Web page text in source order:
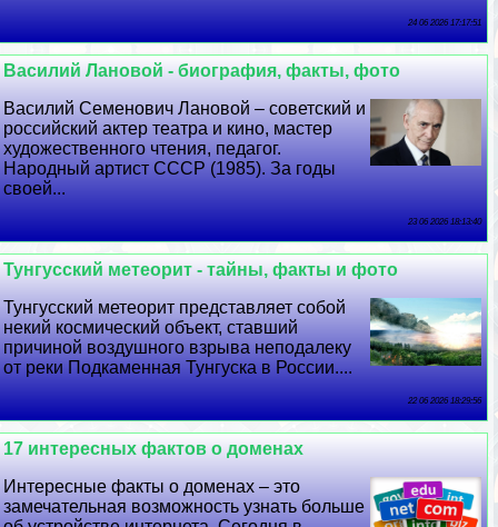
24 06 2026 17:17:51
Василий Лановой - биография, факты, фото
Василий Семенович Лановой – советский и
российский актер театра и кино, мастер
художественного чтения, педагог.
Народный артист СССР (1985). За годы
своей...
23 06 2026 18:13:40
Тунгусский метеорит - тайны, факты и фото
Тунгусский метеорит представляет собой
некий космический объект, ставший
причиной воздушного взрыва неподалеку
от реки Подкаменная Тунгуска в России....
22 06 2026 18:29:56
17 интересных фактов о доменах
Интересные факты о доменах – это
замечательная возможность узнать больше